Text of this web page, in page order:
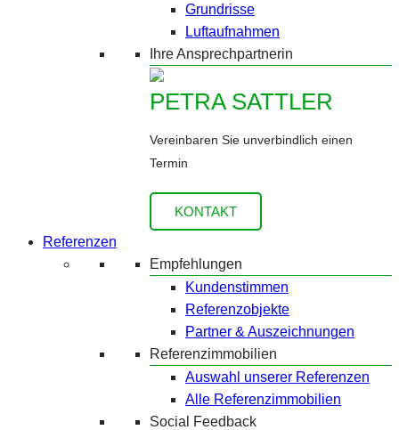
Grundrisse
Luftaufnahmen
Ihre Ansprechpartnerin
PETRA SATTLER
Vereinbaren Sie unverbindlich einen
Termin
KONTAKT
Referenzen
Empfehlungen
Kundenstimmen
Referenzobjekte
Partner & Auszeichnungen
Referenzimmobilien
Auswahl unserer Referenzen
Alle Referenzimmobilien
Social Feedback